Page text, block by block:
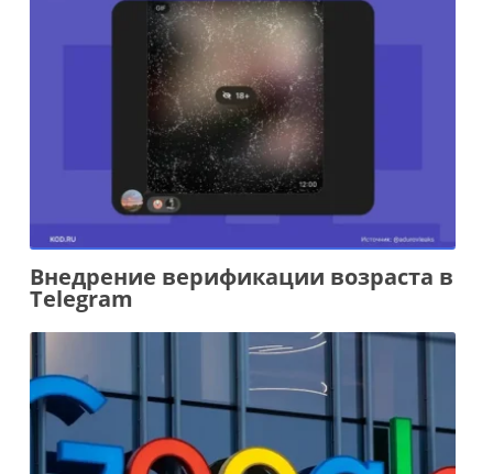
Внедрение верификации возраста в
Telegram